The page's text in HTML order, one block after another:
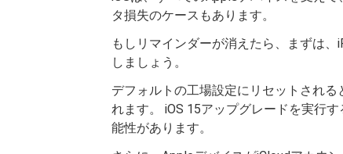
タ損失のケースもあります。
もしリマインダーが消えたら、まずは
しましょう。
デフォルトの工場設定にリセットされ
れます。 iOS 15アップグレードを実行
能性があります。